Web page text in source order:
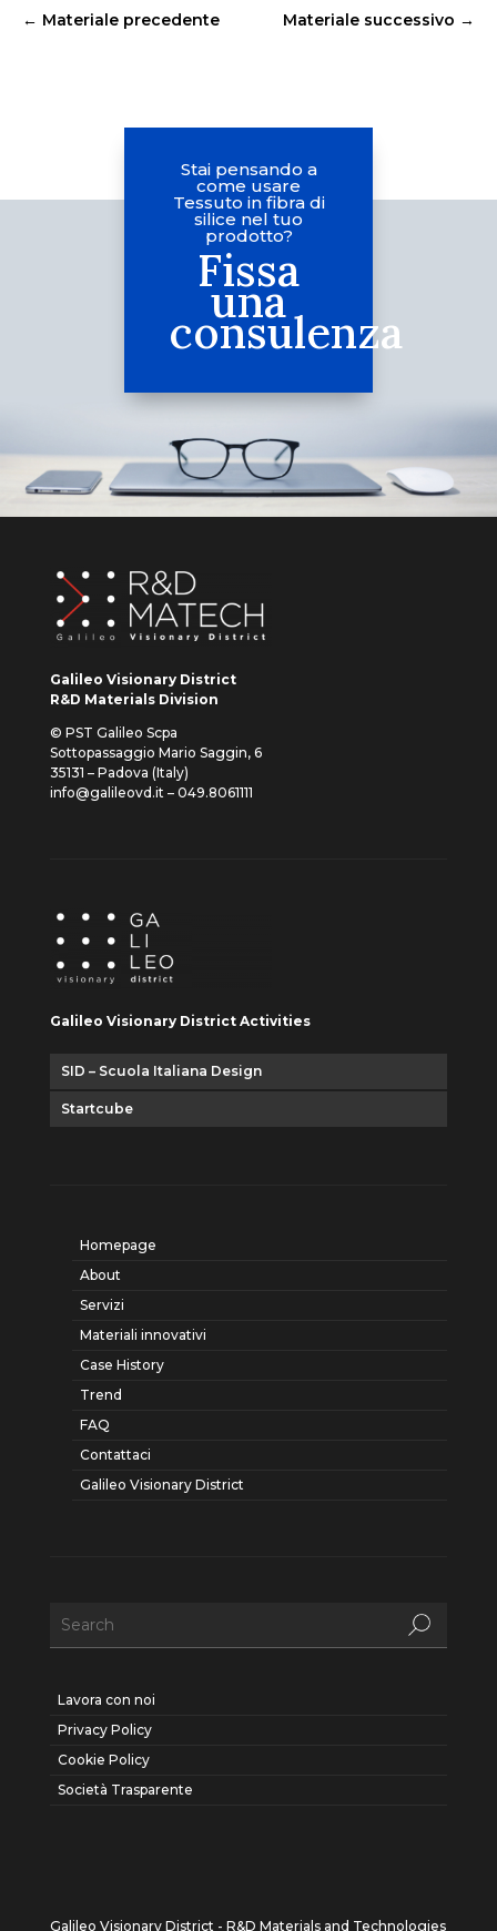
← Materiale precedente Materiale successivo →
Stai pensando a
come usare
Tessuto in fibra di
silice nel tuo
prodotto?
Fissa
una
consulenza
Galileo Visionary District
R&D Materials Division
© PST Galileo Scpa
Sottopassaggio Mario Saggin, 6
35131 – Padova (Italy)
info@galileovd.it – 049.8061111
Galileo Visionary District Activities
SID – Scuola Italiana Design
Startcube
Homepage
About
Servizi
Materiali innovativi
Case History
Trend
FAQ
Contattaci
Galileo Visionary District
Lavora con noi
Privacy Policy
Cookie Policy
Società Trasparente
Galileo Visionary District - R&D Materials and Technologies